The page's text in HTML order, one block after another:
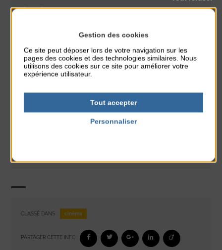
CLASSÉ DANS : cinéma
PARTAGER CETTE INFO :
Gestion des cookies
Ce site peut déposer lors de votre navigation sur les
pages des cookies et des technologies similaires. Nous
utilisons des cookies sur ce site pour améliorer votre
expérience utilisateur.
Tout accepter
Personnaliser